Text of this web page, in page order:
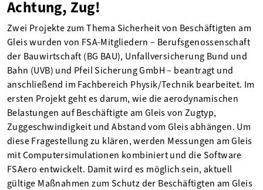
Achtung, Zug!
Zwei Projekte zum Thema Sicherheit von Beschäftigten am
Gleis wurden von FSA-Mitgliedern – Berufsgenossenschaft
der Bauwirtschaft (BG BAU), Unfallversicherung Bund und
Bahn (UVB) und Pfeil Sicherung GmbH – beantragt und
anschließend im Fachbereich Physik/Technik bearbeitet. Im
ersten Projekt geht es darum, wie die aerodynamischen
Belastungen auf Beschäftigte am Gleis von Zugtyp,
Zuggeschwindigkeit und Abstand vom Gleis abhängen. Um
diese Fragestellung zu klären, werden Messungen am Gleis
mit Computersimulationen kombiniert und die Software
FSAero entwickelt. Damit wird es möglich sein, aktuell
gültige Maßnahmen zum Schutz der Beschäftigten am Gleis